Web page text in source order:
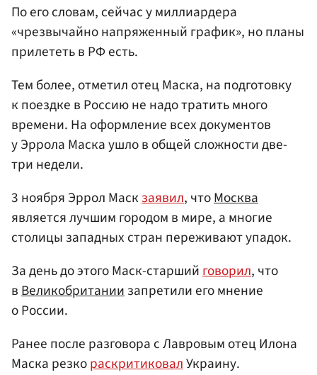
По его словам, сейчас у миллиардера
«чрезвычайно напряженный график», но планы
прилететь в РФ есть.
Тем более, отметил отец Маска, на подготовку
к поездке в Россию не надо тратить много
времени. На оформление всех документов
у Эррола Маска ушло в общей сложности две-
три недели.
3 ноября Эррол Маскзаявил, чтоМосква
является лучшим городом в мире, а многие
столицы западных стран переживают упадок.
За день до этого Маск-старшийговорил, что
вВеликобританиизапретили его мнение
о России.
Ранее после разговора с Лавровым отец Илона
Маска резкораскритиковалУкраину.